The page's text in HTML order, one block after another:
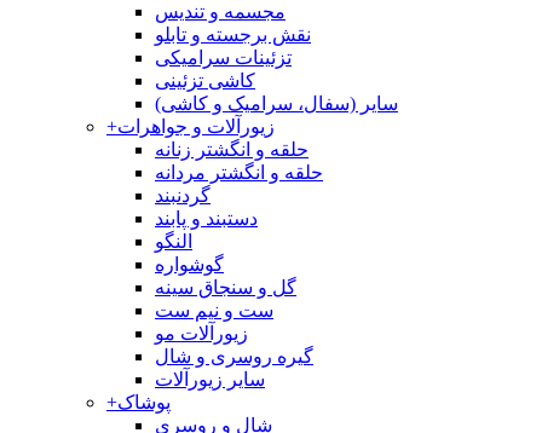
مجسمه و تندیس
نقش برجسته و تابلو
تزئینات سرامیکی
کاشی تزئینی
سایر (سفال، سرامیک و کاشی)
+زیورآلات و جواهرات
حلقه و انگشتر زنانه
حلقه و انگشتر مردانه
گردنبند
دستبند و پابند
النگو
گوشواره
گل و سنجاق سینه
ست و نیم ست
زیورآلات مو
گیره روسری و شال
سایر زیورآلات
+پوشاک
شال و روسری